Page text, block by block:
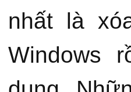
nhất là
Windows